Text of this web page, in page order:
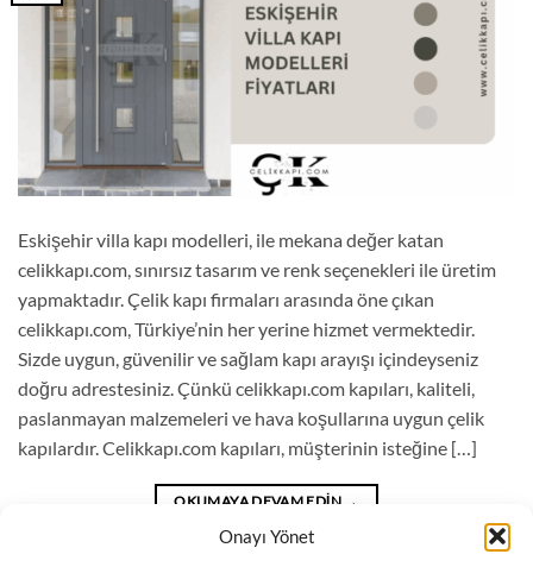
Onayı Yönet
Eskişehir villa kapı modelleri, ile mekana değer katan
celikkapı.com, sınırsız tasarım ve renk seçenekleri ile üretim
yapmaktadır. Çelik kapı firmaları arasında öne çıkan
celikkapı.com, Türkiye’nin her yerine hizmet vermektedir.
Sizde uygun, güvenilir ve sağlam kapı arayışı içindeyseniz
doğru adrestesiniz. Çünkü celikkapı.com kapıları, kaliteli,
paslanmayan malzemeleri ve hava koşullarına uygun çelik
kapılardır. Celikkapı.com kapıları, müşterinin isteğine […]
OKUMAYA DEVAM EDIN →